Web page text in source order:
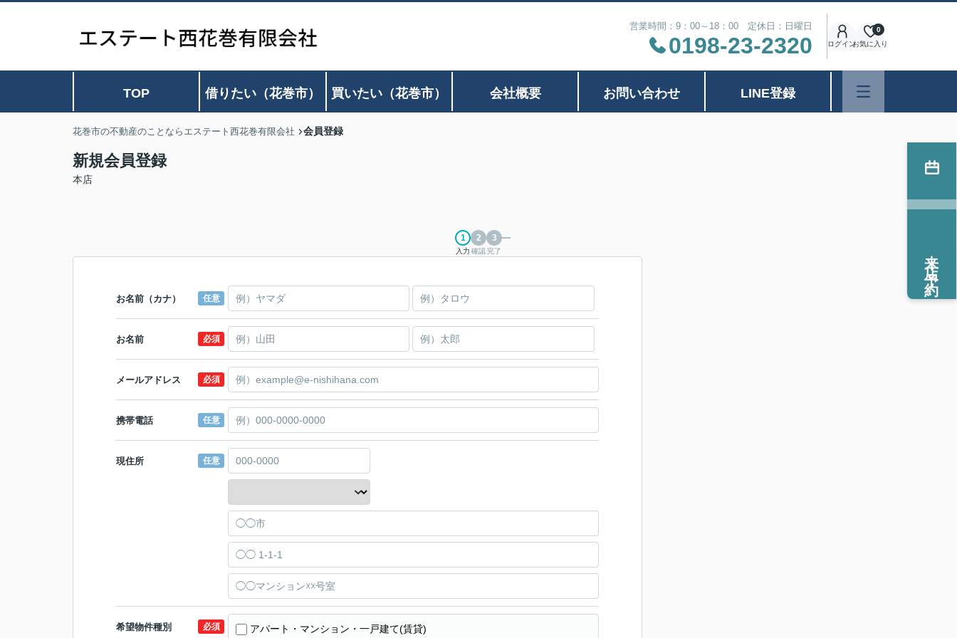
営業時間：9：00～18：00 定休日：日曜日
0198-23-2320 ログインお気に入り
0
TOP 借りたい（花巻市） 買いたい（花巻市） 会社概要 お問い合わせ LINE登録
花巻市の不動産のことならエステート西花巻有限会社 会員登録
新規会員登録
本店
入力 確認完了
お名前（カナ） 任意
お名前 必須
メールアドレス 必須
携帯電話 任意
現住所 任意
希望物件種別 必須 アパート・マンション・一戸建て(賃貸)
来店予約